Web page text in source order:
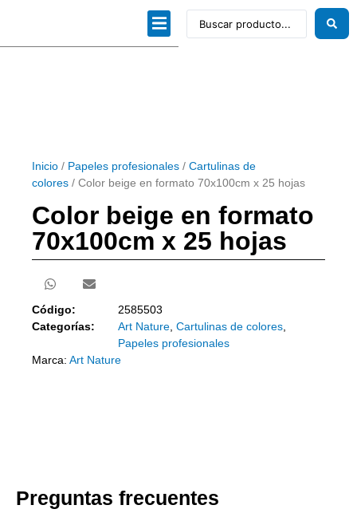
Inicio / Papeles profesionales / Cartulinas de
colores / Color beige en formato 70x100cm x 25 hojas
Color beige en formato
70x100cm x 25 hojas
Código:
2585503
Categorías:
Art Nature Cartulinas de colores
Papeles profesionales
Marca: Art Nature
Preguntas frecuentes